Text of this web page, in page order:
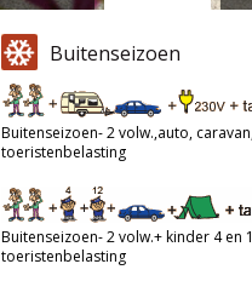
Buitenseizoen
Buitenseizoen- 2 volw.,auto,
toeristenbelasting
Buitenseizoen- 2 volw.+ kinder 4 en
toeristenbelasting